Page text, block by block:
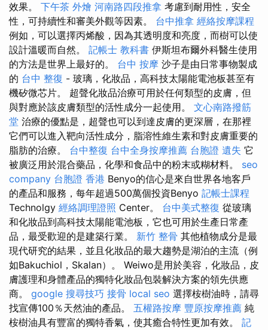
效果。 下午茶 外燴 河南路四段推拿 考慮到耐用性，安全
性，可持續性和審美外觀等因素。 台中推拿 經絡按摩課程
例如，可以選擇丙烯酸，因為其透明度和亮度，而樹可以使
設計溫暖而自然。 記帳士 教科書 伊斯坦布爾外科醫生使用
的方法是世界上最好的。 台中 按摩 沙子是由日常事物製成
的 台中 整復 - 玻璃，化妝品，高科技太陽能電池板甚至有
機矽微芯片。 超聲化妝品治療可用於任何類型的皮膚，但
與對應於該皮膚類型的活性成分一起使用。 文心南路撥筋
堂 治療的優點是，超聲也可以到達皮膚的更深層，在那裡
它們可以進入靶向活性成分，脂溶性維生素和對皮膚重要的
脂肪的治療。 台中整復 台中全身按摩推薦 台胞證 遺失 它
被廣泛用於混合藥品，化學和食品中的粉末或糊材料。 seo
company 台胞證 香港 Benyo的信心是來自世界各地客戶
的產品和服務，每年超過500萬個投資Benyo 記帳士課程
Technolgy 經絡調理證照 Center。 台中美式整復 從玻璃
和化妝品到高科技太陽能電池板，它也可用於生產日常產
品，最受歡迎的是建築行業。 新竹 整骨 其他植物成分是最
現代研究的結果，並且化妝品的最大趨勢是湖泊的主流（例
如Bakuchiol，Skalan）。 Weiwo是用於美容，化妝品，皮
膚護理和身體產品的獨特化妝品包裝解決方案的領先供應
商。 google 搜尋技巧 接骨 local seo 選擇桉樹油時，請尋
找宣傳100％天然油的產品。 五權路按摩 豐原按摩推薦 純
桉樹油具有豐富的獨特香氣，使其癒合特性更加有效。 記